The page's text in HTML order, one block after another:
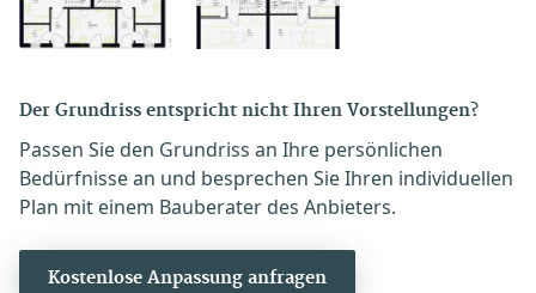
Der Grundriss entspricht nicht Ihren Vorstellungen?
Passen Sie den Grundriss an Ihre persönlichen
Bedürfnisse an und besprechen Sie Ihren individuellen
Plan mit einem Bauberater des Anbieters.
Kostenlose Anpassung anfragen